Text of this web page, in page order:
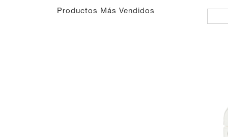
Productos Más Vendidos